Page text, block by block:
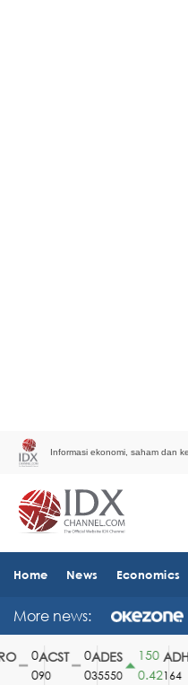
Informasi ekonomi, saham dan
Home News Economics
More news:
ACST
90
ADES
35550
150
0.42
ADHI
164